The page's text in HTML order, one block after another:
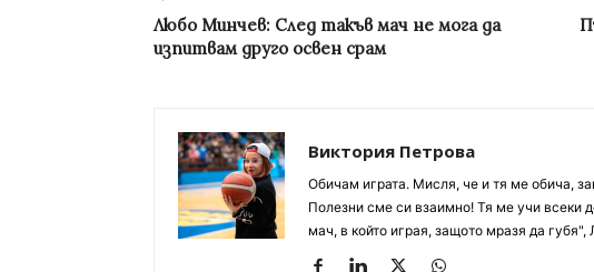
Любо Минчев: След такъв мач не мога да
изпитвам друго освен срам
Виктория Петрова
Обичам играта. Мисля, че и тя ме обича,
Полезни сме си взаимно! Тя ме учи всеки
мач, в който играя, защото мразя да губя",